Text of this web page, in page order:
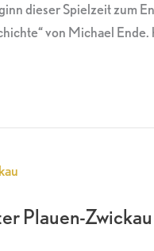
dieser Spielzeit zum
von Michael
Plauen-Zwickau